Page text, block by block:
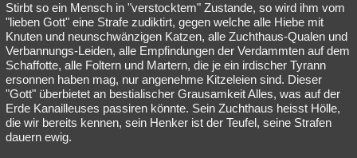
Stirbt so ein Mensch in "verstocktem" Zustande, so wird ihm vom
"lieben Gott" eine Strafe zudiktirt, gegen welche alle Hiebe mit
Knuten und neunschwänzigen Katzen, alle Zuchthaus-Qualen und
Verbannungs-Leiden, alle Empfindungen der Verdammten auf dem
Schaffotte, alle Foltern und Martern, die je ein irdischer Tyrann
ersonnen haben mag, nur angenehme Kitzeleien sind. Dieser
"Gott" überbietet an bestialischer Grausamkeit Alles, was auf der
Erde Kanailleuses passiren könnte. Sein Zuchthaus heisst Hölle,
die wir bereits kennen, sein Henker ist der Teufel, seine Strafen
dauern ewig.